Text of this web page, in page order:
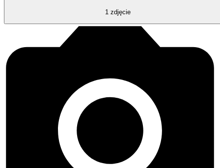
1 zdjęcie